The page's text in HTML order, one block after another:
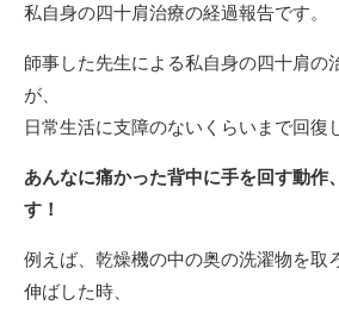
私自身の四十肩治療の経過報告です。
師事した先生による私自身の四十肩の
が、
日常生活に支障のないくらいまで回復
あんなに痛かった背中に手を回す動作
す！
例えば、乾燥機の中の奥の洗濯物を取
伸ばした時、